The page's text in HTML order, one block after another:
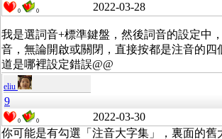
0 0 2022-03-28
我是選詞音+標準鍵盤，然後詞音的設定中
音，無論開啟或關閉，直接按都是注音的四
道是哪裡設定錯誤@@
eliu
9
0 0 2022-03-30
你可能是有勾選「注音大字集」，裏面的舊